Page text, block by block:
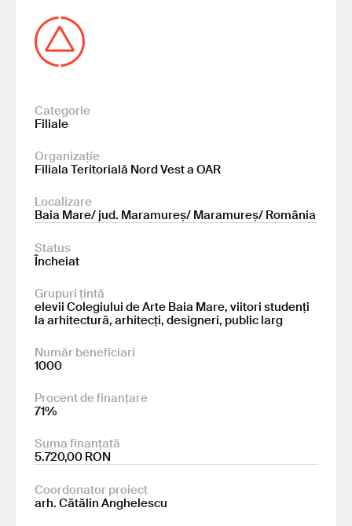
Categorie
Filiale
Organizație
Filiala Teritorială Nord Vest a OAR
Localizare
Baia Mare/ jud. Maramureș/ Maramureș/ România
Status
Încheiat
Grupuri țintă
elevii Colegiului de Arte Baia Mare, viitori studenți
la arhitectură, arhitecți, designeri, public larg
Număr beneficiari
1000
Procent de finanțare
71%
Suma finanțată
5.720,00 RON
Coordonator proiect
arh. Cătălin Anghelescu